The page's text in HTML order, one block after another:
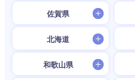
佐賀県
北海道
和歌山県